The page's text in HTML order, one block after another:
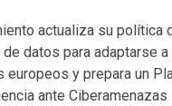
actualiza su política
datos para adaptarse
europeos y prepara un
ante Ciberamenazas